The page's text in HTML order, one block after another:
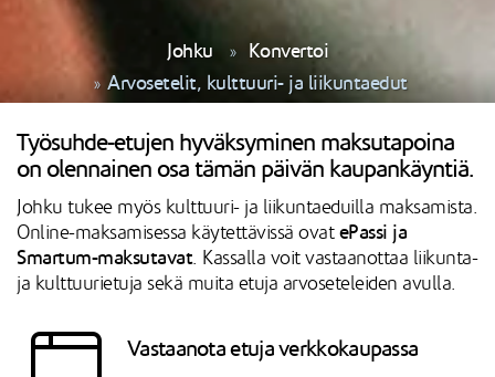
Johku
Konvertoi
Arvosetelit, kulttuuri- ja liikuntaedut
Työsuhde-etujen hyväksyminen maksutapoina
on olennainen osa tämän päivän kaupankäyntiä.
Johku tukee myös kulttuuri- ja liikuntaeduilla maksamista.
Online-maksamisessa käytettävissä ovat ePassi ja
Smartum-maksutavat. Kassalla voit vastaanottaa liikunta-
ja kulttuurietuja sekä muita etuja arvoseteleiden avulla.
Vastaanota etuja verkkokaupassa